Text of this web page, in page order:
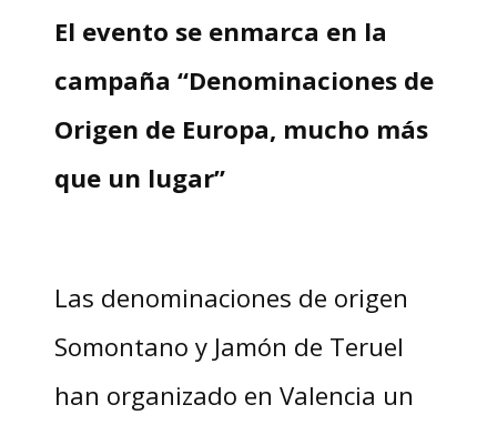
El evento se enmarca en la
campaña “Denominaciones de
Origen de Europa, mucho más
que un lugar”
Las denominaciones de origen
Somontano y Jamón de Teruel
han organizado en Valencia un